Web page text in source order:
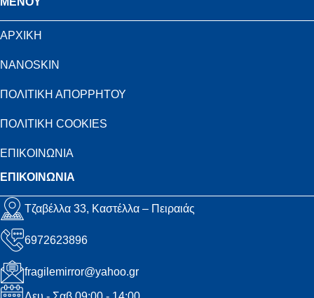
ΑΡΧΙΚΗ
NANOSKIN
ΠΟΛΙΤΙΚΗ ΑΠΟΡΡΗΤΟΥ
ΠΟΛΙΤΙΚΗ COOKIES
ΕΠΙΚΟΙΝΩΝΙΑ
ΕΠΙΚΟΙΝΩΝΙΑ
Τζαβέλλα 33, Καστέλλα – Πειραιάς
6972623896
fragilemirror@yahoo.gr